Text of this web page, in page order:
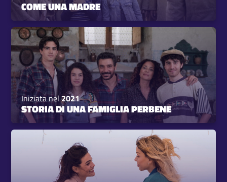
COME UNA MADRE
Iniziata nel2021
STORIA DI UNA FAMIGLIA PERBENE